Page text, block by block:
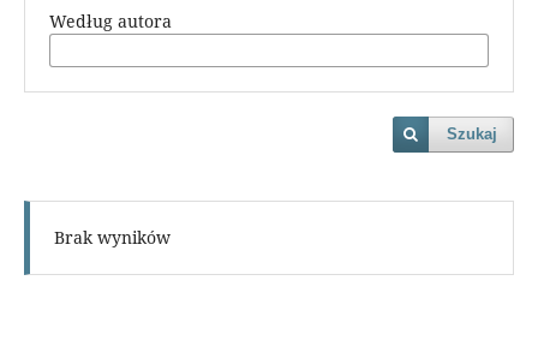
Według autora
Szukaj
Brak wyników